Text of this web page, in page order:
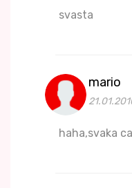
svasta
mario
haha,svaka